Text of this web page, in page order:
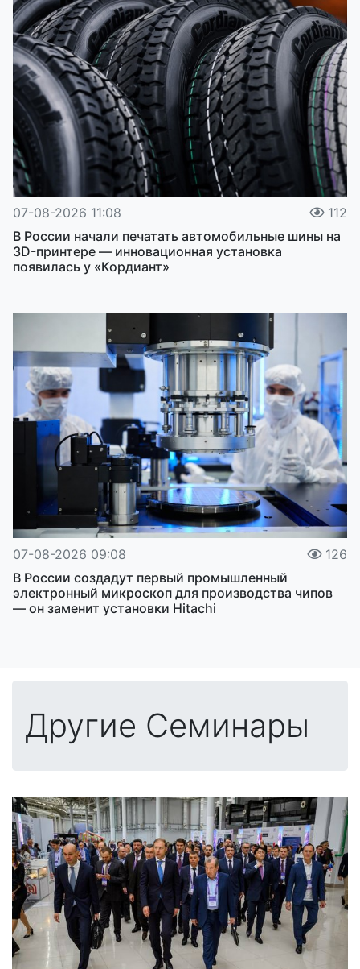
07-08-2026 11:08
112
В России начали печатать автомобильные шины на
3D-принтере — инновационная установка
появилась у «Кордиант»
07-08-2026 09:08
126
В России создадут первый промышленный
электронный микроскоп для производства чипов
— он заменит установки Hitachi
Другие Семинары